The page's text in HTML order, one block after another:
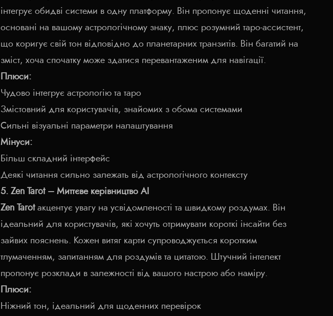
інтегрує обидві системи в одну платформу. Він пропонує щоденні читання,
основані на вашому астрологічному знаку, плюс розумний таро-ассистент,
що коригує свій тон відповідно до планетарних транзитів. Він багатий на
зміст, хоча спочатку може здатися перевантаженим для навігації.
Плюси:
Чудово інтегрує астрологію та таро
Змістовний для користувачів, знайомих з обома системами
Сильні візуальні параметри налаштування
Мінуси:
Більш складний інтерфейс
Деякі читання сильно залежать від астрологічного контексту
5. Zen Tarot – Миттєве керівництво AI
Zen Tarotакцентує увагу на усвідомленості та швидкому роздумах. Він
ідеальний для користувачів, які хочуть отримувати короткі інсайти без
зайвих пояснень. Кожен витяг карти супроводжується коротким
тлумаченням, запитанням для роздумів та цитатою. Штучний інтелект
пропонує розклади в залежності від вашого настрою або наміру.
Плюси:
Ніжний тон, ідеальний для щоденних перевірок